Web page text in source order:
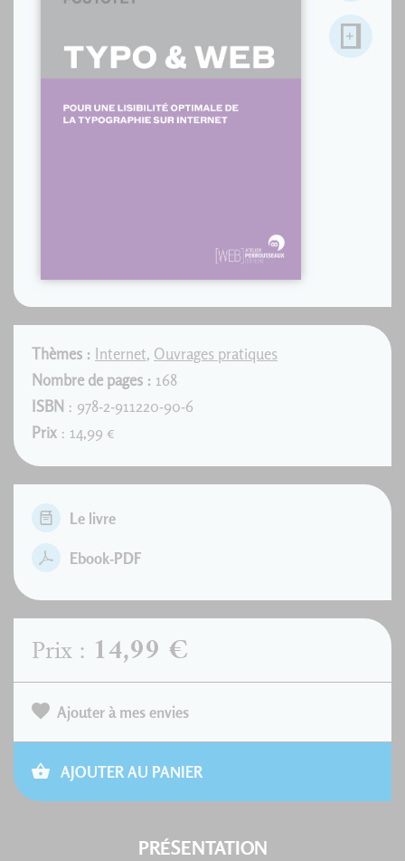
Thèmes : Internet, Ouvrages pratiques
Nombre de pages : 168
ISBN : 978-2-911220-90-6
Prix : 14,99 €
Le livre
Ebook-PDF
Prix : 14,99 €
Ajouter à mes envies
AJOUTER AU PANIER
PRÉSENTATION